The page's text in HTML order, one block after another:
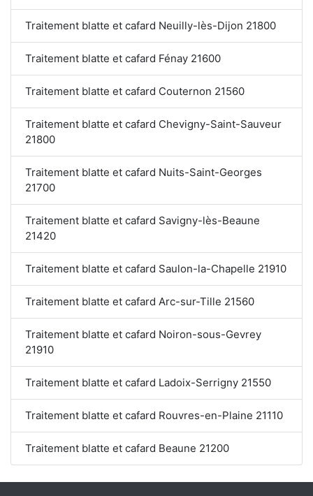
Traitement blatte et cafard Neuilly-lès-Dijon 21800
Traitement blatte et cafard Fénay 21600
Traitement blatte et cafard Couternon 21560
Traitement blatte et cafard Chevigny-Saint-Sauveur
21800
Traitement blatte et cafard Nuits-Saint-Georges
21700
Traitement blatte et cafard Savigny-lès-Beaune
21420
Traitement blatte et cafard Saulon-la-Chapelle 21910
Traitement blatte et cafard Arc-sur-Tille 21560
Traitement blatte et cafard Noiron-sous-Gevrey
21910
Traitement blatte et cafard Ladoix-Serrigny 21550
Traitement blatte et cafard Rouvres-en-Plaine 21110
Traitement blatte et cafard Beaune 21200